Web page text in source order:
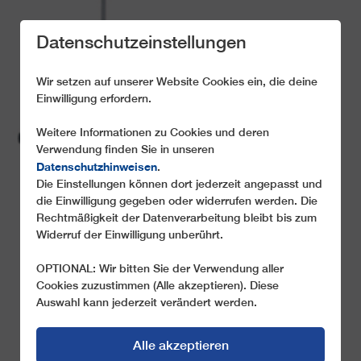
DIE VORTEILE DES
LEITNER 2S-
SYSTEMS
Das Beste aus zwei Welten
Datenschutzeinstellungen
Wir setzen auf unserer Website Cookies ein, die deine
Einwilligung erfordern.
Weitere Informationen zu Cookies und deren
Verwendung finden Sie in unseren
Datenschutzhinweisen.
Die Einstellungen können dort jederzeit angepasst und
die Einwilligung gegeben oder widerrufen werden. Die
Rechtmäßigkeit der Datenverarbeitung bleibt bis zum
Widerruf der Einwilligung unberührt.
OPTIONAL: Wir bitten Sie der Verwendung aller
Cookies zuzustimmen (Alle akzeptieren). Diese
Auswahl kann jederzeit verändert werden.
Alle akzeptieren